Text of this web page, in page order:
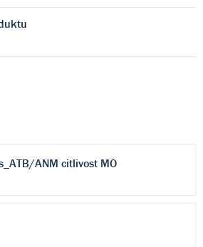
ANM citlivost MO